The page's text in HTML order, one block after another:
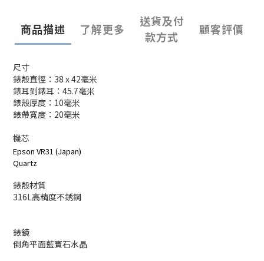
商品描述 了解更多
送貨及付
款方式
顧客評價
尺寸
錶殼直徑：38 x 42毫米
錶耳到錶耳：45.7毫米
錶殼厚度：10毫米
錶帶寬度：20毫米
機芯
Epson VR31 (Japan)
Quartz
錶殼材質
316L高精度不銹鋼
錶鏡
倒角平面藍寶石水晶